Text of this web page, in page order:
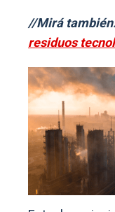
//Mirá
residuos